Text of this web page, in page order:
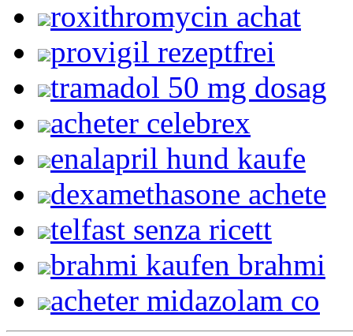
roxithromycin achat
provigil rezeptfrei
tramadol 50 mg dosag
acheter celebrex
enalapril hund kaufe
dexamethasone achete
telfast senza ricett
brahmi kaufen brahmi
acheter midazolam co